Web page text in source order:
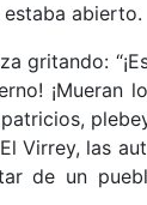
abierto.
gritando:
¡Mueran
Virrey, las
de un